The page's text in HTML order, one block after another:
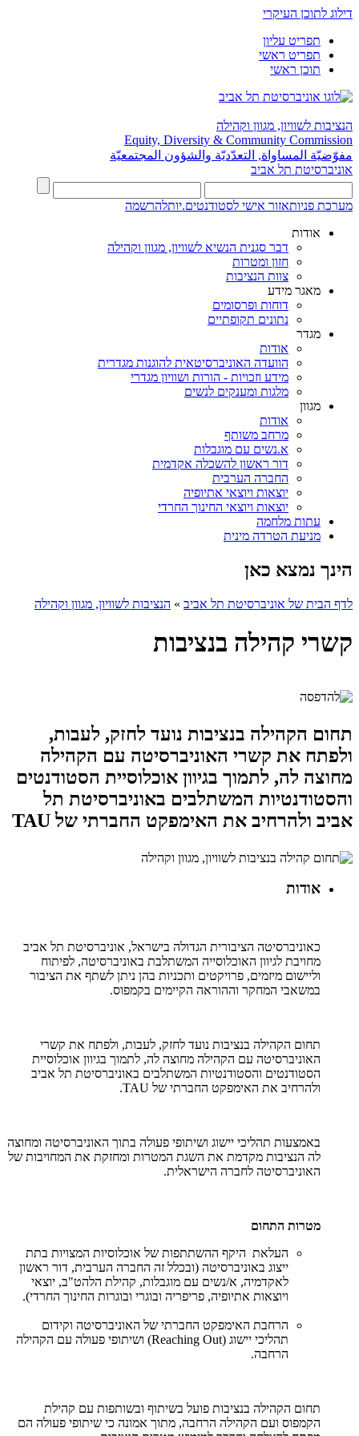
דילוג לתוכן העיקרי
תפריט עליון
תפריט ראשי
תוכן ראשי
הנציבות לשוויון, מגוון וקהילה
Equity, Diversity & Community Commission
مفوّضيّة المساواة, التعدّديّة والشؤون المجتمعيّة
אוניברסיטת תל אביב
מערכת פניותאזור אישי לסטודנטים.יותלהרשמה
אודות
דבר סגנית הנשיא לשוויון, מגוון וקהילה
חזון ומטרות
צוות הנציבות
מאגר מידע
דוחות ופרסומים
נתונים תקופתיים
מגדר
אודות
הוועדה האוניברסיטאית להוגנות מגדרית
מידע וזכויות - הורות ושוויון מגדרי
מלגות ומענקים לנשים
מגוון
אודות
מרחב משותף
א.נשים עם מוגבלות
דור ראשון להשכלה אקדמית
החברה הערבית
יוצאות ויוצאי אתיופיה
יוצאות ויוצאי החינוך החרדי
עתות מלחמה
מניעת הטרדה מינית
הינך נמצא כאן
לדף הבית של אוניברסיטת תל אביב » הנציבות לשוויון, מגוון וקהילה
קשרי קהילה בנציבות
תחום הקהילה בנציבות נועד לחזק, לעבות,
ולפתח את קשרי האוניברסיטה עם הקהילה
מחוצה לה, לתמוך בגיוון אוכלוסיית הסטודנטים
והסטודנטיות המשתלבים באוניברסיטת תל
אביב ולהרחיב את האימפקט החברתי של TAU
אודות
כאוניברסיטה הציבורית הגדולה בישראל, אוניברסיטת תל אביב
מחויבת לגיוון האוכלוסייה המשתלבת באוניברסיטה, לפיתוח
וליישום מיזמים, פרויקטים ותכניות בהן ניתן לשתף את הציבור
במשאבי המחקר וההוראה הקיימים בקמפוס.
תחום הקהילה בנציבות נועד לחזק, לעבות, ולפתח את קשרי
האוניברסיטה עם הקהילה מחוצה לה, לתמוך בגיוון אוכלוסיית
הסטודנטים והסטודנטיות המשתלבים באוניברסיטת תל אביב
ולהרחיב את האימפקט החברתי של TAU.
באמצעות תהליכי יישוג ושיתופי פעולה בתוך האוניברסיטה ומחוצה
לה הנציבות מקדמת את השגת המטרות ומחזקת את המחויבות של
האוניברסיטה לחברה הישראלית.
מטרות התחום
העלאת היקף ההשתתפות של אוכלוסיות המצויות בתת
ייצוג באוניברסיטה (ובכלל זה החברה הערבית, דור ראשון
לאקדמיה, א/נשים עם מוגבלות, קהילת הלהט"ב, יוצאי
ויוצאות אתיופיה, פריפריה ובוגרי ובוגרות החינוך החרדי).
הרחבת האימפקט החברתי של האוניברסיטה וקידום
תהליכי יישוג (Reaching Out) ושיתופי פעולה עם הקהילה
הרחבה.
תחום הקהילה בנציבות פועל בשיתוף ובשותפות עם קהילת
הקמפוס ועם הקהילה הרחבה, מתוך אמונה כי שיתופי פעולה הם